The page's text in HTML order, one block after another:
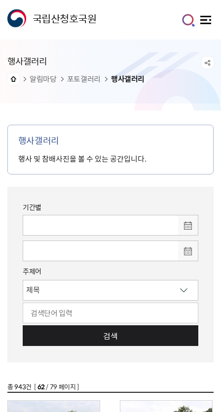
국립산청호국원
행사갤러리
알림마당 포토갤러리 행사갤러리
행사갤러리
행사 및 참배사진을 볼 수 있는 공간입니다.
기간별
주제어
검색
총943건 [62/ 79 페이지 ]